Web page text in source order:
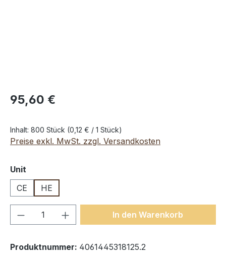
95,60 €
Inhalt: 800 Stück (0,12 € / 1 Stück)
Preise exkl. MwSt. zzgl. Versandkosten
Unit
CE
HE
Produkt Anzahl: Gib denIn den Warenkorb
Produktnummer: 4061445318125.2